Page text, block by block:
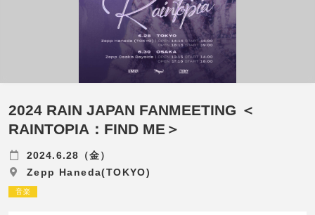
2024 RAIN JAPAN FANMEETING ＜
RAINTOPIA：FIND ME＞
2024.6.28（金）
Zepp Haneda(TOKYO)
音楽